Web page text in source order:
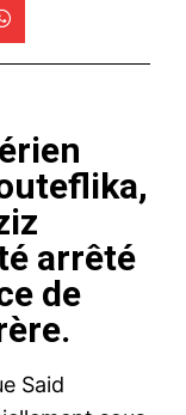
arrêté
de
Said